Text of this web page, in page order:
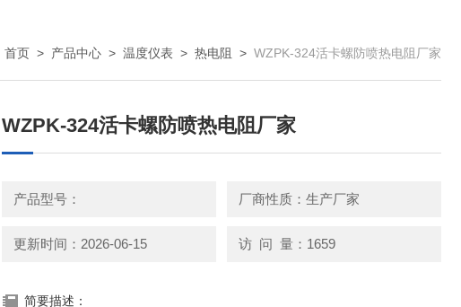
首页 > 产品中心 > 温度仪表 > 热电阻 > WZPK-324活卡螺防喷热电阻厂家
WZPK-324活卡螺防喷热电阻厂家
产品型号： 厂商性质：生产厂家
更新时间：2026-06-15 访 问 量：1659
简要描述：